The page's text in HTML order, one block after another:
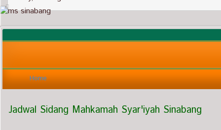
Home
Jadwal Sidang Mahkamah Syar'iyah Sinabang